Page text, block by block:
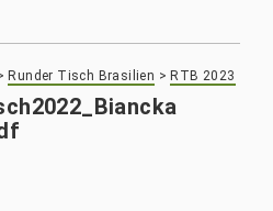
Runder Tisch Brasilien > RTB 2023